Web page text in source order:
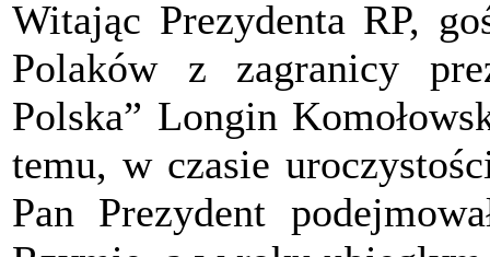
Witając Prezydenta RP,
Polaków z zagranicy
Polska” Longin
temu, w czasie
Pan Prezydent